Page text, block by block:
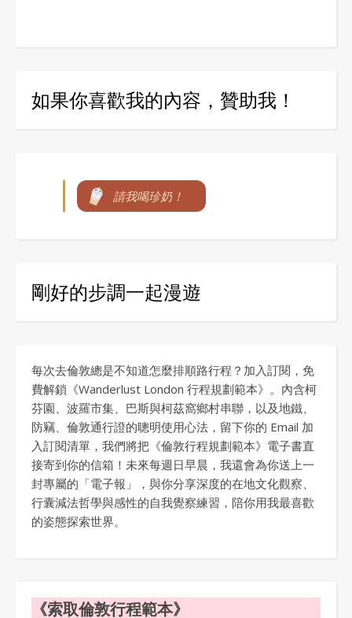
如果你喜歡我的內容，贊助我！
請我喝珍奶！
剛好的步調一起漫遊
每次去倫敦總是不知道怎麼排順路行程？加入訂閱，免
費解鎖《Wanderlust London 行程規劃範本》。內含柯
芬園、波羅市集、巴斯與柯茲窩鄉村串聯，以及地鐵、
防竊、倫敦通行證的聰明使用心法，留下你的 Email 加
入訂閱清單，我們將把《倫敦行程規劃範本》電子書直
接寄到你的信箱！未來每週日早晨，我還會為你送上一
封專屬的「電子報」，與你分享深度的在地文化觀察、
行囊減法哲學與感性的自我覺察練習，陪你用我最喜歡
的姿態探索世界。
《索取倫敦行程範本》